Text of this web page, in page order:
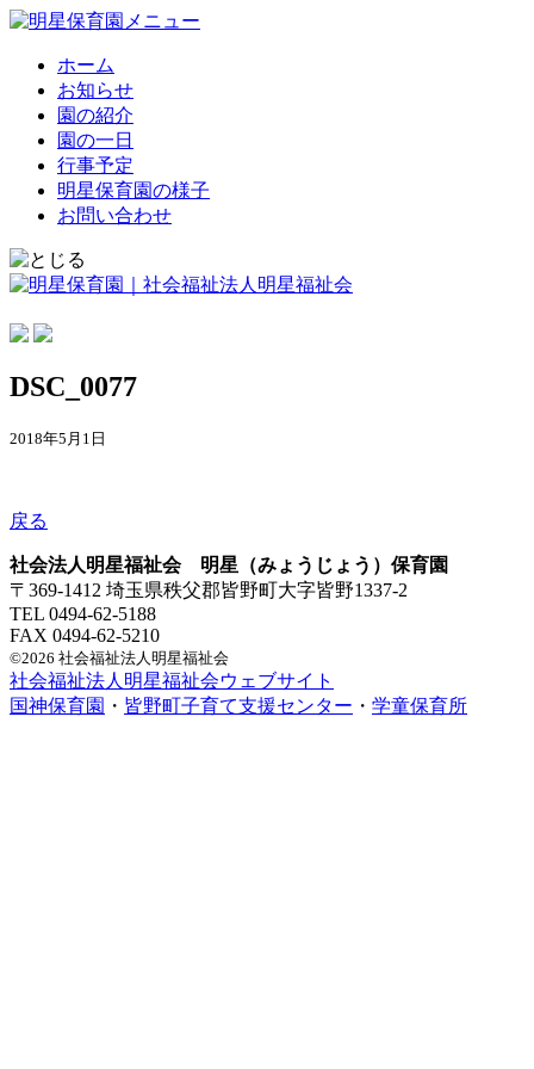
ホーム
お知らせ
園の紹介
園の一日
行事予定
明星保育園の様子
お問い合わせ
DSC_0077
2018年5月1日
戻る
社会法人明星福祉会 明星（みょうじょう）保育園
〒369-1412 埼玉県秩父郡皆野町大字皆野1337-2
TEL 0494-62-5188
FAX 0494-62-5210
©2026 社会福祉法人明星福祉会
社会福祉法人明星福祉会ウェブサイト
国神保育園 ・ 皆野町子育て支援センター ・ 学童保育所